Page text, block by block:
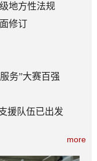
地方性法规
修订
务”大赛百强
援队伍已出发
more